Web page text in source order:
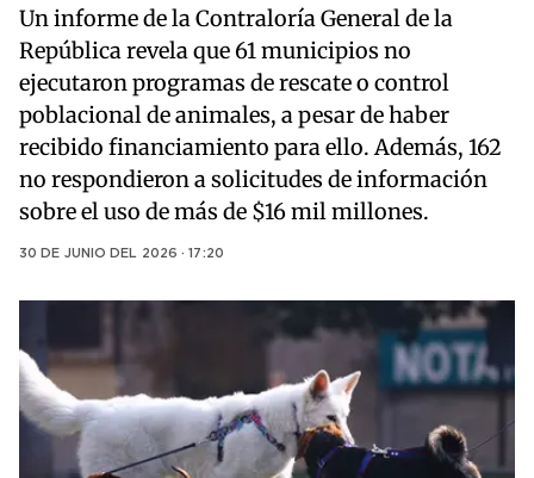
Un informe de la Contraloría General de la
República revela que 61 municipios no
ejecutaron programas de rescate o control
poblacional de animales, a pesar de haber
recibido financiamiento para ello. Además, 162
no respondieron a solicitudes de información
sobre el uso de más de $16 mil millones.
30 DE JUNIO DEL 2026 · 17:20